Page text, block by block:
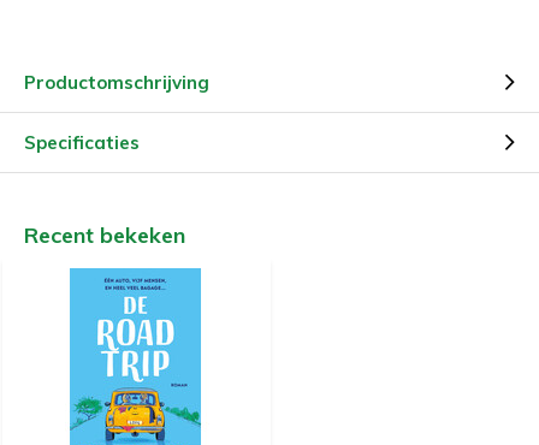
Productomschrijving
Specificaties
Recent bekeken